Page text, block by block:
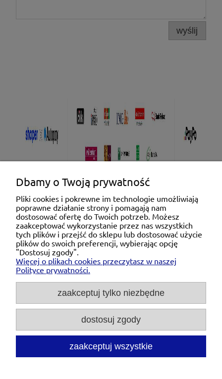
wyślij
Pomoc
Moje konto
Płatności i dostawa
O nas
Michał Niedźwiecki Dobra Armatura, ul. Krakowska
28d/5, 71-021 Szczecin, woj. zachodniopomorskie,
697476240pon. - pt. 08:00-18:00 |
Mail:kontakt@dobraarmatura.pl
Dbamy o Twoją prywatność
Pliki cookies i pokrewne im technologie umożliwiają
poprawne działanie strony i pomagają nam
dostosować ofertę do Twoich potrzeb. Możesz
zaakceptować wykorzystanie przez nas wszystkich
tych plików i przejść do sklepu lub dostosować użycie
plików do swoich preferencji, wybierając opcję
"Dostosuj zgody".
Więcej o plikach cookies przeczytasz w naszej
Polityce prywatności.
zaakceptuj tylko niezbędne
dostosuj zgody
zaakceptuj wszystkie